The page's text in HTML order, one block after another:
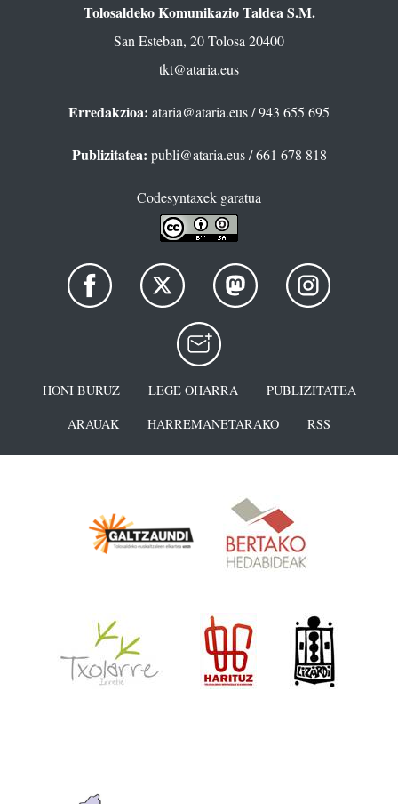
Tolosaldeko Komunikazio Taldea S.M.
San Esteban, 20 Tolosa 20400
tkt@ataria.eus
Erredakzioa: ataria@ataria.eus/ 943 655 695
Publizitatea: publi@ataria.eus/ 661 678 818
Codesyntaxek garatua
HONI BURUZ LEGE OHARRA
PUBLIZITATEA
ARAUAK
HARREMANETARAKO RSS